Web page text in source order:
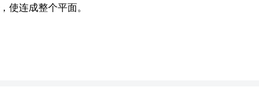
使连成整个平面。